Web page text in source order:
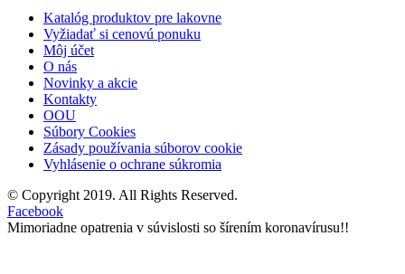
Katalóg produktov pre lakovne
Vyžiadať si cenovú ponuku
Môj účet
O nás
Novinky a akcie
Kontakty
OOU
Súbory Cookies
Zásady používania súborov cookie
Vyhlásenie o ochrane súkromia
© Copyright 2019. All Rights Reserved.
Facebook
Mimoriadne opatrenia v súvislosti so šírením koronavírusu!!